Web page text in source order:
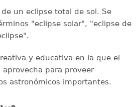
un eclipse total de sol. Se
"eclipse solar", "eclipse de
y educativa en la que el
aprovecha para proveer
astronómicos importantes.